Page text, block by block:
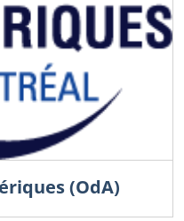
(OdA)